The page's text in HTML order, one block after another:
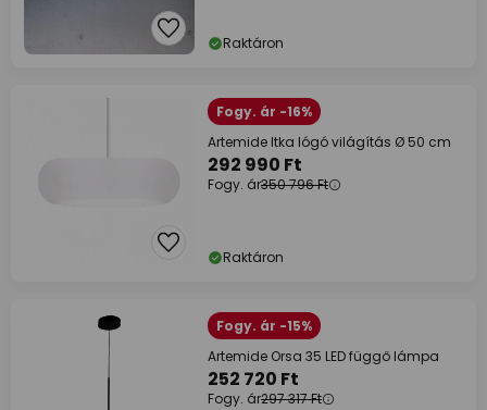
Raktáron
Fogy. ár -16%
Artemide Itka lógó világítás Ø 50 cm
292 990 Ft
Fogy. ár350 796 Ft
Raktáron
Fogy. ár -15%
Artemide Orsa 35 LED függő lámpa
252 720 Ft
Fogy. ár297 317 Ft